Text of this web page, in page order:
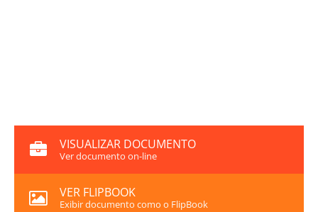
VISUALIZAR DOCUMENTO
Ver documento on-line
VER FLIPBOOK
Exibir documento como o FlipBook